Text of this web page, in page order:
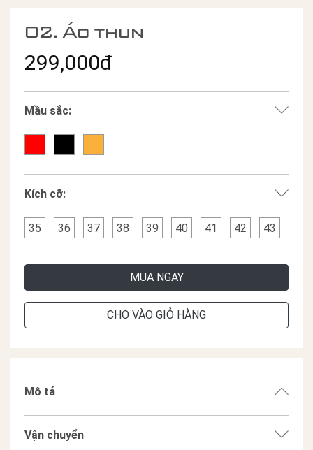
02. Áo thun
299,000đ
Mầu sắc:
Kích cỡ:
35 36 37 38 39 40 41 42 43
MUA NGAY
CHO VÀO GIỎ HÀNG
Mô tả
Vận chuyển